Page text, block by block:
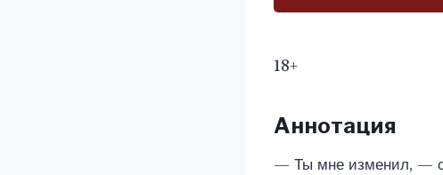
18+
Аннотация
— Ты мне изменил, —